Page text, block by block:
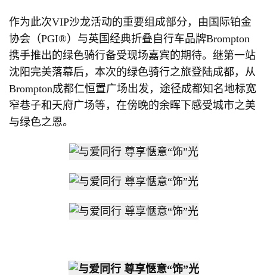
作为此次VIP沙龙活动的重要组成部分，由国际铂金
协会（PGI®）与英国经典折叠自行车品牌Brompton
携手推出的绿色骑行备受现场嘉宾的期待。继第一站
沈阳完美落幕后，本次的绿色骑行之旅登陆成都，从
Brompton成都仁恒置广场出发，途径成都知名地标宽
窄巷子和天府广场等，在傍晚的余晖下感受城市之美
与绿色之恩。